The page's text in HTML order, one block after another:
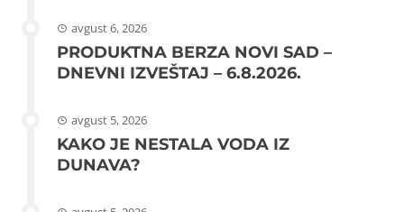
avgust 6, 2026
PRODUKTNA BERZA NOVI SAD –
DNEVNI IZVEŠTAJ – 6.8.2026.
avgust 5, 2026
KAKO JE NESTALA VODA IZ
DUNAVA?